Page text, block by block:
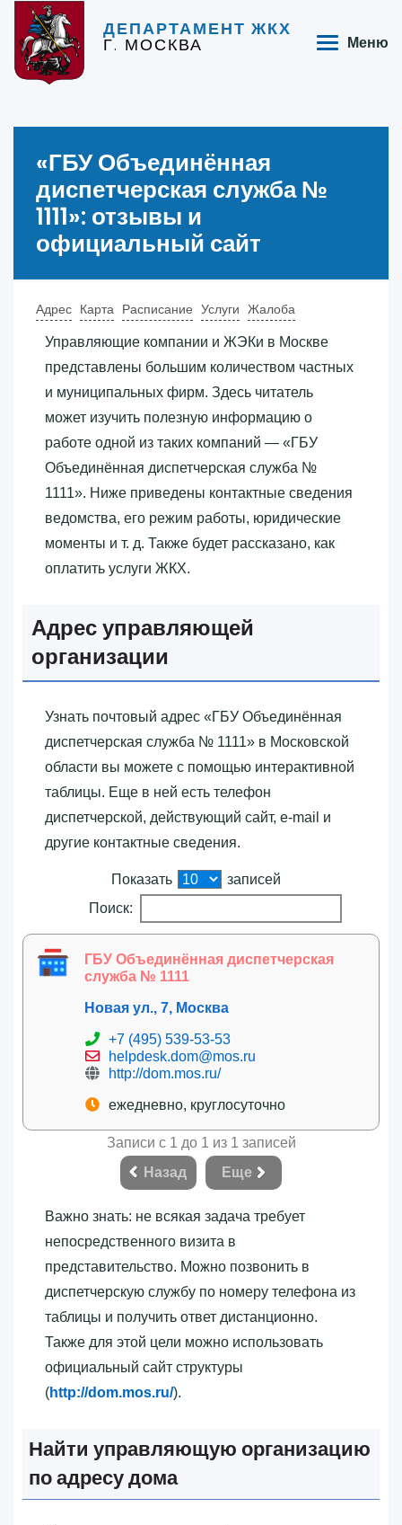
ДЕПАРТАМЕНТ ЖКХ
Г. МОСКВА Меню
«‎ГБУ Объединённая
диспетчерская служба №
1111»‎: отзывы и
официальный сайт
Адрес Карта Расписание Услуги Жалоба
Управляющие компании и ЖЭКи в Москве
представлены большим количеством частных
и муниципальных фирм. Здесь читатель
может изучить полезную информацию о
работе одной из таких компаний — «‎ГБУ
Объединённая диспетчерская служба №
1111»‎. Ниже приведены контактные сведения
ведомства, его режим работы, юридические
моменты и т. д. Также будет рассказано, как
оплатить услуги ЖКХ.
Адрес управляющей
организации
Узнать почтовый адрес «‎ГБУ Объединённая
диспетчерская служба № 1111»‎ в Московской
области вы можете с помощью интерактивной
таблицы. Еще в ней есть телефон
диспетчерской, действующий сайт, e-mail и
другие контактные сведения.
Показать
записей
Поиск:
ГБУ Объединённая диспетчерская
служба № 1111
Новая ул., 7, Москва
+7 (495) 539-53-53
helpdesk.dom@mos.ru
http://dom.mos.ru/
ежедневно, круглосуточно
Записи с 1 до 1 из 1 записей
Назад
Еще
Важно знать: не всякая задача требует
непосредственного визита в
представительство. Можно позвонить в
диспетчерскую службу по номеру телефона из
таблицы и получить ответ дистанционно.
Также для этой цели можно использовать
официальный сайт структуры
(http://dom.mos.ru/).
Найти управляющую организацию
по адресу дома